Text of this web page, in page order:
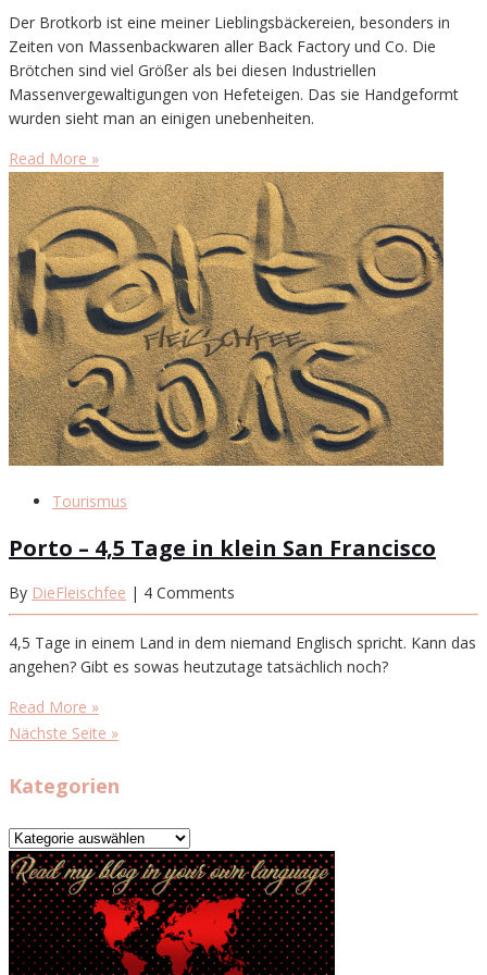
Der Brotkorb ist eine meiner Lieblingsbäckereien, besonders in
Zeiten von Massenbackwaren aller Back Factory und Co. Die
Brötchen sind viel Größer als bei diesen Industriellen
Massenvergewaltigungen von Hefeteigen. Das sie Handgeformt
wurden sieht man an einigen unebenheiten.
Read More »
Tourismus
Porto – 4,5 Tage in klein San Francisco
By DieFleischfee | 4 Comments
4,5 Tage in einem Land in dem niemand Englisch spricht. Kann das
angehen? Gibt es sowas heutzutage tatsächlich noch?
Read More »
Nächste Seite »
Kategorien
Kategorien